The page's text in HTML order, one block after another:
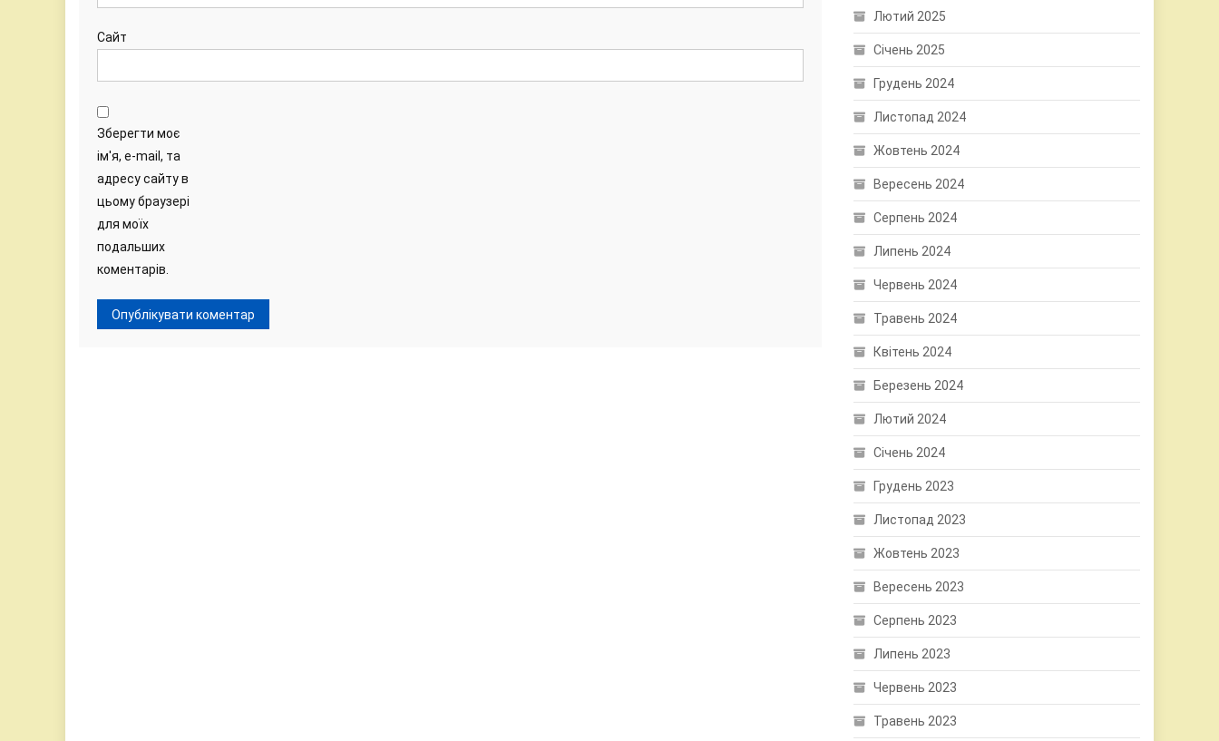
Сайт
Зберегти моє
ім'я, e-mail, та
адресу сайту в
цьому браузері
для моїх
подальших
коментарів.
Лютий 2025
Січень 2025
Грудень 2024
Листопад 2024
Жовтень 2024
Вересень 2024
Серпень 2024
Липень 2024
Червень 2024
Травень 2024
Квітень 2024
Березень 2024
Лютий 2024
Січень 2024
Грудень 2023
Листопад 2023
Жовтень 2023
Вересень 2023
Серпень 2023
Липень 2023
Червень 2023
Травень 2023